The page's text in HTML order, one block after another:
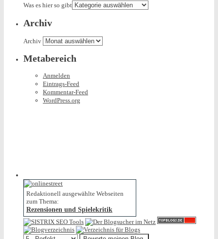
Was es hier so gibt
Archiv
Archiv
Metabereich
Anmelden
Eintrags-Feed
Kommentar-Feed
WordPress.org
Redaktionell ausgewählte Webseiten
zum Thema:
Rezensionen und Spielekritik